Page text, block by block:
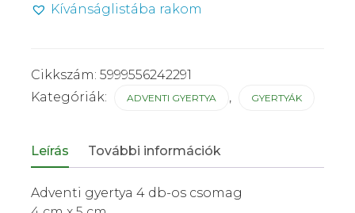
/
Kívánságlistába rakom
Cikkszám: 5999556242291
Kategóriák:
ADVENTI GYERTYA GYERTYÁK
Leírás További információk
Adventi gyertya 4 db-os csomag